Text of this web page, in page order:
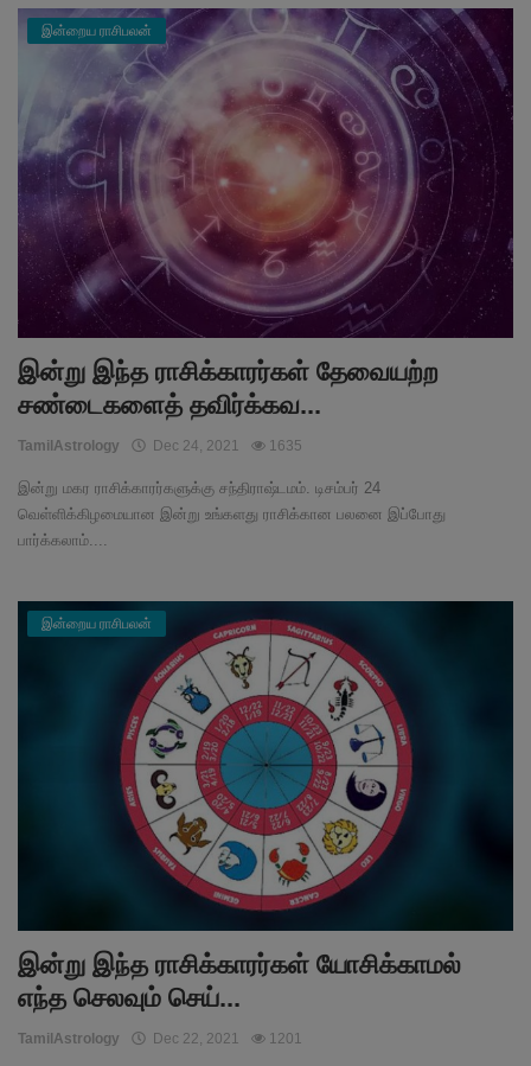
இன்றைய ராசிபலன்
இன்று இந்த ராசிக்காரர்கள் தேவையற்ற
சண்டைகளைத் தவிர்க்கவ...
TamilAstrology Dec 24, 2021 1635
இன்று மகர ராசிக்காரர்களுக்கு சந்திராஷ்டமம். டிசம்பர் 24
வெள்ளிக்கிழமையான இன்று உங்களது ராசிக்கான பலனை இப்போது
பார்க்கலாம்....
இன்றைய ராசிபலன்
இன்று இந்த ராசிக்காரர்கள் யோசிக்காமல்
எந்த செலவும் செய்...
TamilAstrology Dec 22, 2021 1201